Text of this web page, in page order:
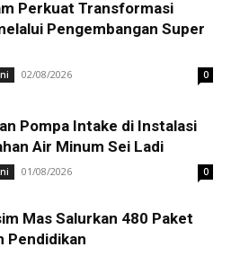
Perkuat Transformasi
Pengembangan Super
02/08/2026 0
Pompa Intake di Instalasi
Air Minum Sei Ladi
01/08/2026 0
Mas Salurkan 480 Paket
Pendidikan